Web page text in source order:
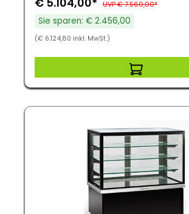
UVP € 7.560,00*
Sie sparen: € 2.456,00
(€ 6.124,80 inkl. MwSt.)